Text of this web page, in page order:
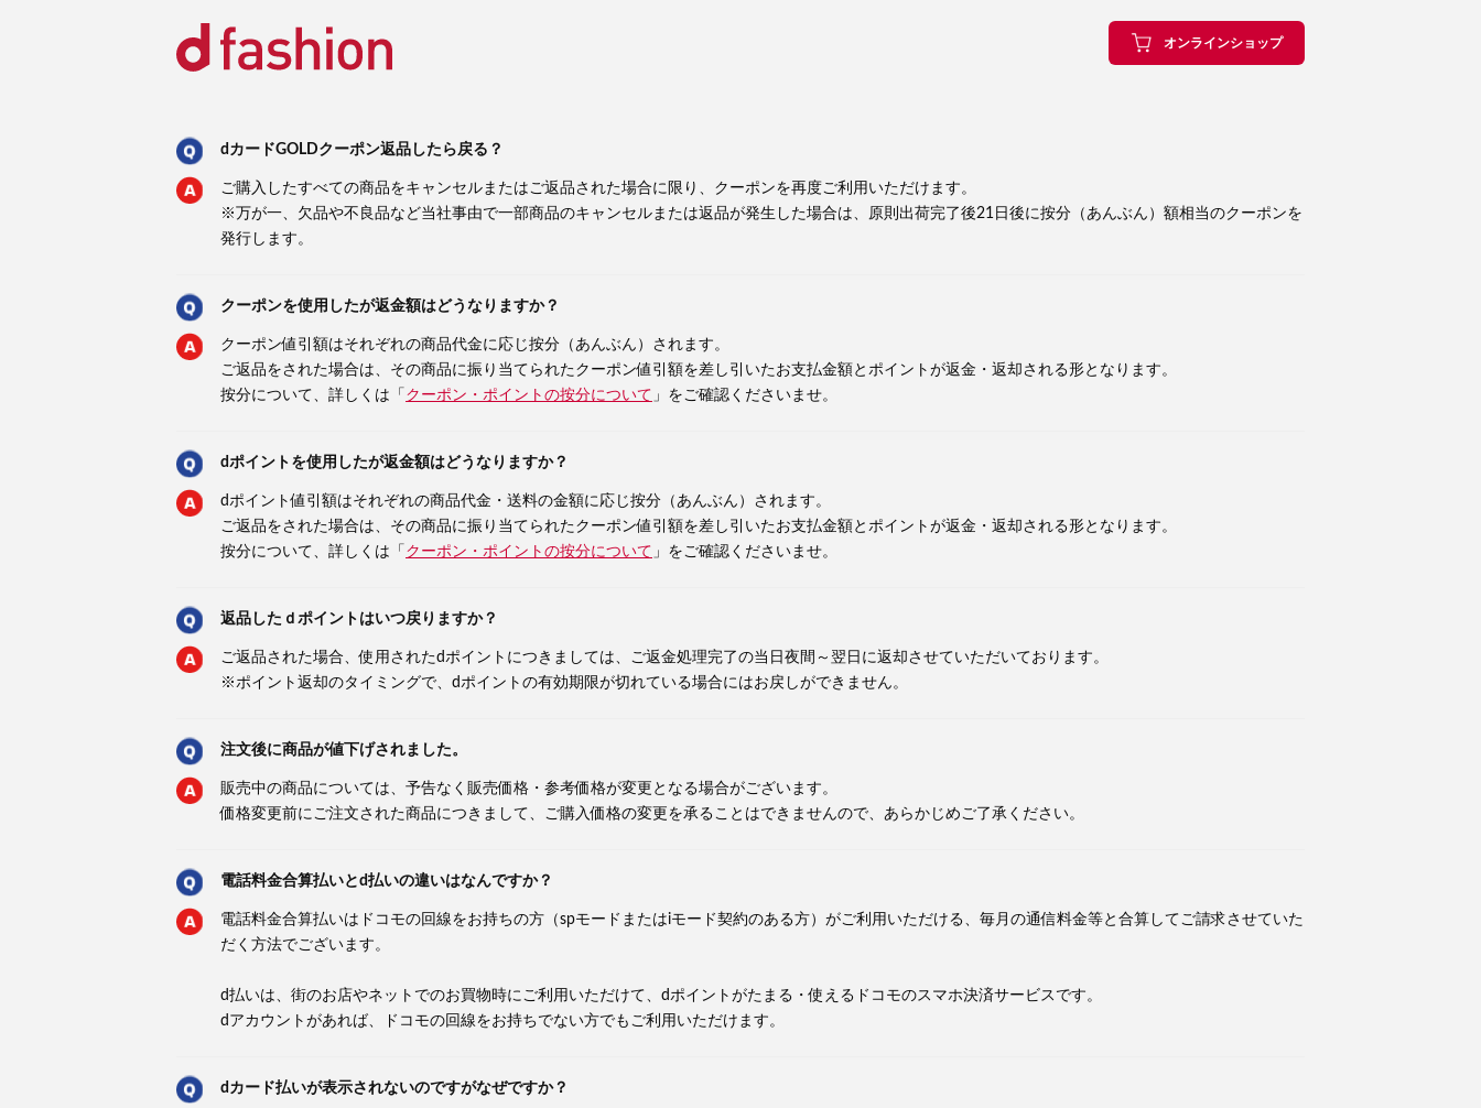
オンラインショップ
dカードGOLDクーポン返品したら戻る？
ご購入したすべての商品をキャンセルまたはご返品された場合に限り、クーポンを再度ご利用いただけます。
※万が一、欠品や不良品など当社事由で一部商品のキャンセルまたは返品が発生した場合は、原則出荷完了後21日後に按分（あんぶん）額相当のクーポンを
発行します。
クーポンを使用したが返金額はどうなりますか？
クーポン値引額はそれぞれの商品代金に応じ按分（あんぶん）されます。
ご返品をされた場合は、その商品に振り当てられたクーポン値引額を差し引いたお支払金額とポイントが返金・返却される形となります。
按分について、詳しくは「 クーポン・ポイントの按分について 」をご確認くださいませ。
dポイントを使用したが返金額はどうなりますか？
dポイント値引額はそれぞれの商品代金・送料の金額に応じ按分（あんぶん）されます。
ご返品をされた場合は、その商品に振り当てられたクーポン値引額を差し引いたお支払金額とポイントが返金・返却される形となります。
按分について、詳しくは「 クーポン・ポイントの按分について 」をご確認くださいませ。
返品したｄポイントはいつ戻りますか？
ご返品された場合、使用されたdポイントにつきましては、ご返金処理完了の当日夜間～翌日に返却させていただいております。
※ポイント返却のタイミングで、dポイントの有効期限が切れている場合にはお戻しができません。
注文後に商品が値下げされました。
販売中の商品については、予告なく販売価格・参考価格が変更となる場合がございます。
価格変更前にご注文された商品につきまして、ご購入価格の変更を承ることはできませんので、あらかじめご了承ください。
電話料金合算払いとd払いの違いはなんですか？
電話料金合算払いはドコモの回線をお持ちの方（spモードまたはiモード契約のある方）がご利用いただける、毎月の通信料金等と合算してご請求させていた
だく方法でございます。
d払いは、街のお店やネットでのお買物時にご利用いただけて、dポイントがたまる・使えるドコモのスマホ決済サービスです。
dアカウントがあれば、ドコモの回線をお持ちでない方でもご利用いただけます。
dカード払いが表示されないのですがなぜですか？